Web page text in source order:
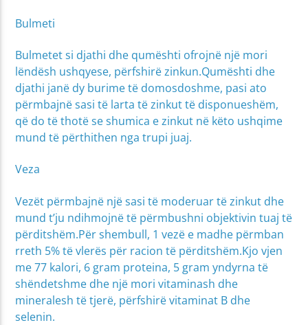
Bulmeti
Bulmetet si djathi dhe qumështi ofrojnë një mori
lëndësh ushqyese, përfshirë zinkun.Qumështi dhe
djathi janë dy burime të domosdoshme, pasi ato
përmbajnë sasi të larta të zinkut të disponueshëm,
që do të thotë se shumica e zinkut në këto ushqime
mund të përthithen nga trupi juaj.
Veza
Vezët përmbajnë një sasi të moderuar të zinkut dhe
mund t’ju ndihmojnë të përmbushni objektivin tuaj të
përditshëm.Për shembull, 1 vezë e madhe përmban
rreth 5% të vlerës për racion të përditshëm.Kjo vjen
me 77 kalori, 6 gram proteina, 5 gram yndyrna të
shëndetshme dhe një mori vitaminash dhe
mineralesh të tjerë, përfshirë vitaminat B dhe
selenin.